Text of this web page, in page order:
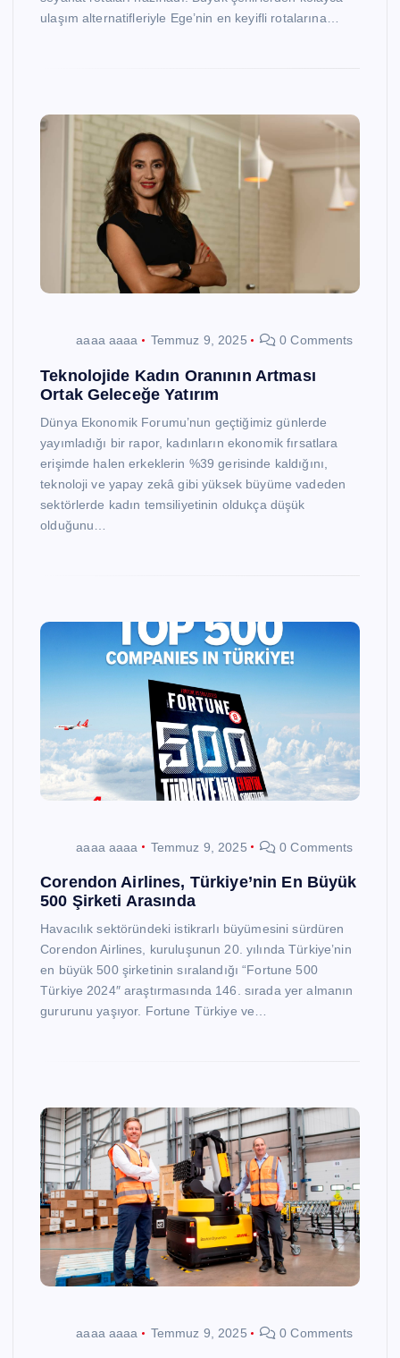
ulaşım alternatifleriyle Ege’nin en keyifli rotalarına…
aaaa aaaa Temmuz 9, 2025 0 Comments
Teknolojide Kadın Oranının Artması
Ortak Geleceğe Yatırım
Dünya Ekonomik Forumu’nun geçtiğimiz günlerde
yayımladığı bir rapor, kadınların ekonomik fırsatlara
erişimde halen erkeklerin %39 gerisinde kaldığını,
teknoloji ve yapay zekâ gibi yüksek büyüme vadeden
sektörlerde kadın temsiliyetinin oldukça düşük
olduğunu…
aaaa aaaa Temmuz 9, 2025 0 Comments
Corendon Airlines, Türkiye’nin En Büyük
500 Şirketi Arasında
Havacılık sektöründeki istikrarlı büyümesini sürdüren
Corendon Airlines, kuruluşunun 20. yılında Türkiye’nin
en büyük 500 şirketinin sıralandığı “Fortune 500
Türkiye 2024″ araştırmasında 146. sırada yer almanın
gururunu yaşıyor. Fortune Türkiye ve…
aaaa aaaa Temmuz 9, 2025 0 Comments